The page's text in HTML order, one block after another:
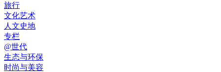
旅行
文化艺术
人文史地
专栏
@世代
生态与环保
时尚与美容